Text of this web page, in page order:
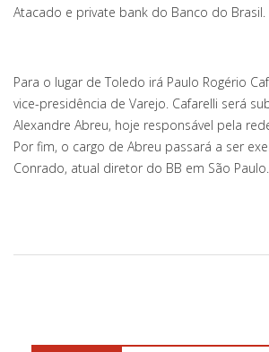
Atacado e private bank do Banco do Brasil.
Para o lugar de Toledo irá Paulo Rogério
vice-presidência de Varejo. Cafarelli será
Alexandre Abreu, hoje responsável pela
Por fim, o cargo de Abreu passará a ser
Conrado, atual diretor do BB em São Paulo.